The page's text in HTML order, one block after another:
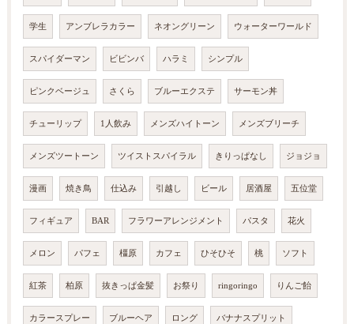
学生 アンブレラカラー ネオングリーン ウォーターワールド
スパイダーマン ビビンバ ハラミ シンプル
ピンクベージュ さくら ブルーエクステ サーモン丼
チューリップ 1人飲み メンズハイトーン メンズブリーチ
メンズツートーン ツイストスパイラル きりっぱなし ジョジョ
漫画 焼き鳥 仕込み 引越し ビール 居酒屋 五位堂
フィギュア BAR フラワーアレンジメント パスタ 花火
メロン パフェ 橿原 カフェ ひそひそ 桃 ソフト
紅茶 柏原 抜きっぱ金髪 お祭り ringoringo りんご飴
カラースプレー ブルーヘア ロング バナナスプリット